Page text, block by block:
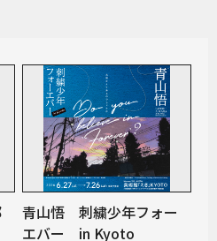
青山悟 刺繍少年フォー
エバー in Kyoto